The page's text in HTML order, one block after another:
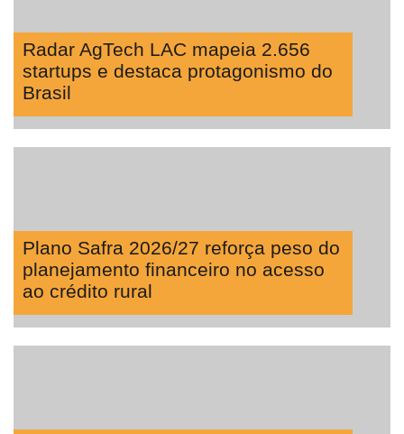
Radar AgTech LAC mapeia 2.656
startups e destaca protagonismo do
Brasil
Plano Safra 2026/27 reforça peso do
planejamento financeiro no acesso
ao crédito rural